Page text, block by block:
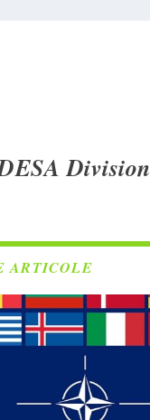
Division
ARTICOLE